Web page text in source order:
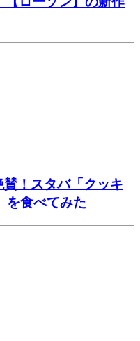
賛！スタバ「クッキ
を食べてみた